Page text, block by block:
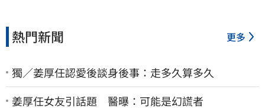
熱門新聞 更多
獨／姜厚任認愛後談身後事：走多久算多久
姜厚任女友引話題 醫曝：可能是幻謊者